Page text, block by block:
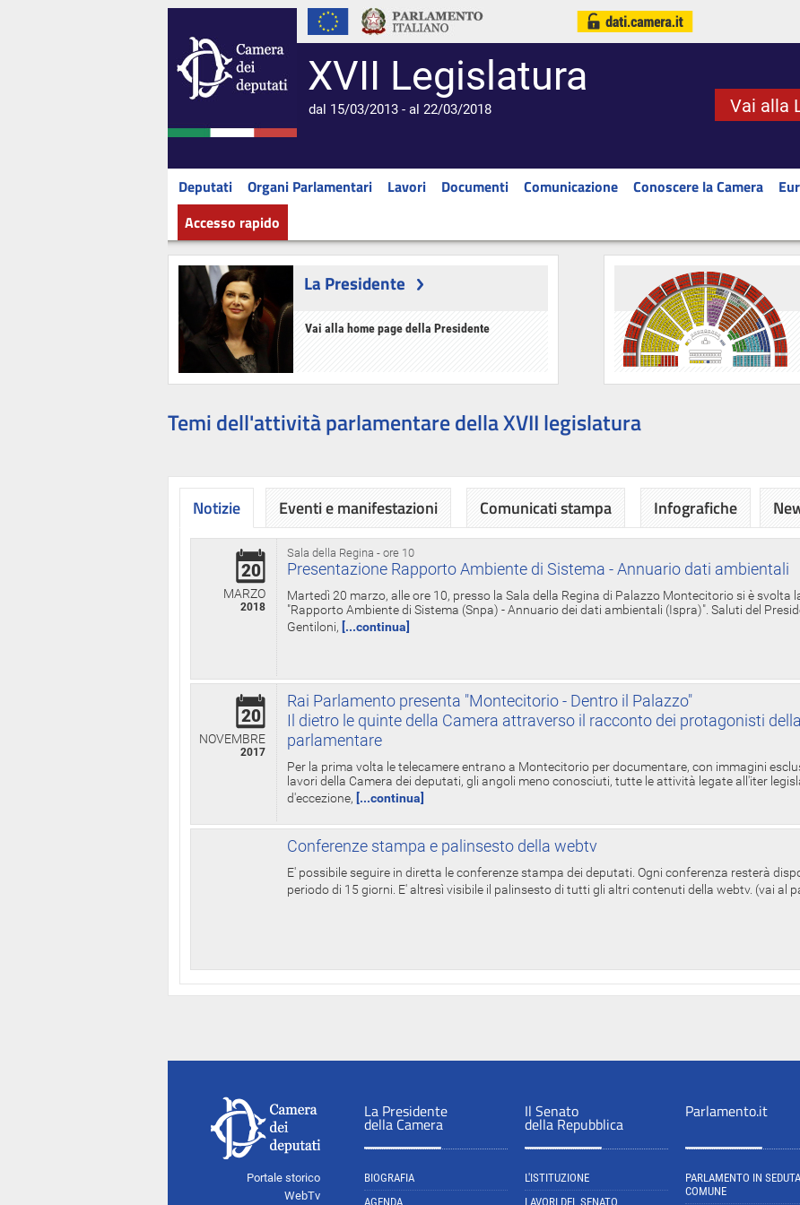
XVII Legislatura
dal 15/03/2013 - al 22/03/2018 Vai alla
Deputati Organi Parlamentari Lavori Documenti Comunicazione Conoscere la Camera
Accesso rapido
La Presidente
Vai alla home page della Presidente
Temi dell'attività parlamentare della XVII legislatura
Notizie
Sala della Regina - ore 10
20
MARZO
2018
Presentazione Rapporto Ambiente di Sistema - Annuario dati ambientali
Martedì 20 marzo, alle ore 10, presso la Sala della Regina di Palazzo Montecitorio si è svolta
"Rapporto Ambiente di Sistema (Snpa) - Annuario dei dati ambientali (Ispra)". Saluti del
Gentiloni, [...continua]
20
NOVEMBRE
2017
Rai Parlamento presenta "Montecitorio - Dentro il Palazzo"
Il dietro le quinte della Camera attraverso il racconto dei protagonisti
parlamentare
Per la prima volta le telecamere entrano a Montecitorio per documentare, con immagini
lavori della Camera dei deputati, gli angoli meno conosciuti, tutte le attività legate all'iter
d'eccezione, [...continua]
Conferenze stampa e palinsesto della webtv
E' possibile seguire in diretta le conferenze stampa dei deputati. Ogni conferenza resterà
periodo di 15 giorni. E' altresì visibile il palinsesto di tutti gli altri contenuti della webtv. (vai al
Eventi e manifestazioni Comunicati stampa Infografiche
Portale storico
WebTv
La Presidente
della Camera
BIOGRAFIA
AGENDA
Il Senato
della Repubblica
L'ISTITUZIONE
LAVORI DEL SENATO
Parlamento.it
PARLAMENTO IN SEDUTA
COMUNE